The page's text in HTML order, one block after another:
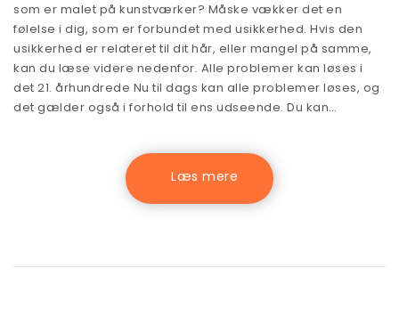
som er malet på kunstværker? Måske vækker det en
følelse i dig, som er forbundet med usikkerhed. Hvis den
usikkerhed er relateret til dit hår, eller mangel på samme,
kan du læse videre nedenfor. Alle problemer kan løses i
det 21. århundrede Nu til dags kan alle problemer løses, og
det gælder også i forhold til ens udseende. Du kan…